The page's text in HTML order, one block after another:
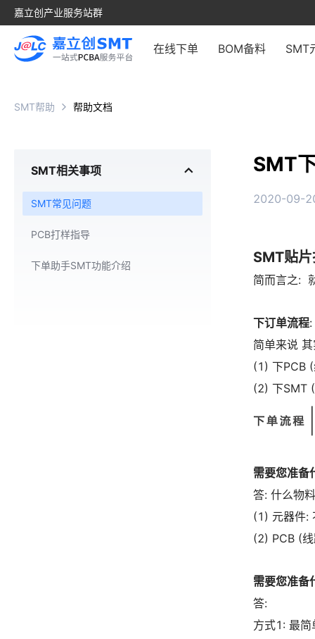
嘉立创产业服务站群
在线下单 BOM备料 SMT
SMT帮助 帮助文档
SMT相关事项
SMT常见问题
PCB打样指导
下单助手SMT功能介绍
SMT
2020-09-
SMT贴
简而言之:
下订单流程:
简单来说
(1) 下PCB
(2) 下SMT
需要您准备
答: 什么物
(1) 元器件:
(2) PCB (
需要您准备
答:
方式1: 最